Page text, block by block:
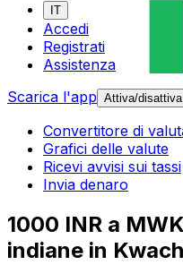
IT
Accedi
Registrati
Assistenza
Scarica l'app Attiva/
Convertitore di
Grafici delle valute
Ricevi avvisi sui tassi
Invia denaro
1000 INR a
indiane in